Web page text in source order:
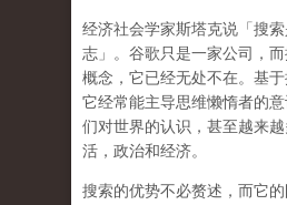
经济社会学家斯塔克说「搜
志」。谷歌只是一家公司，
概念，它已经无处不在。基于
它经常能主导思维懒惰者的
们对世界的认识， 甚至越来
活，政治和经济。
搜索的优势不必赘述，而它